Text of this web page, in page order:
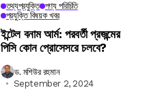
তথ্যপ্রযুক্তি পণ্য পরিচিতি
প্রযুক্তি বিষয়ক খবর
ইন্টেল বনাম আর্ম: পরবর্তী প্রজন্মের
পিসি কোন প্রোসেসরে চলবে?
ড. মশিউর রহমান
September 2, 2024